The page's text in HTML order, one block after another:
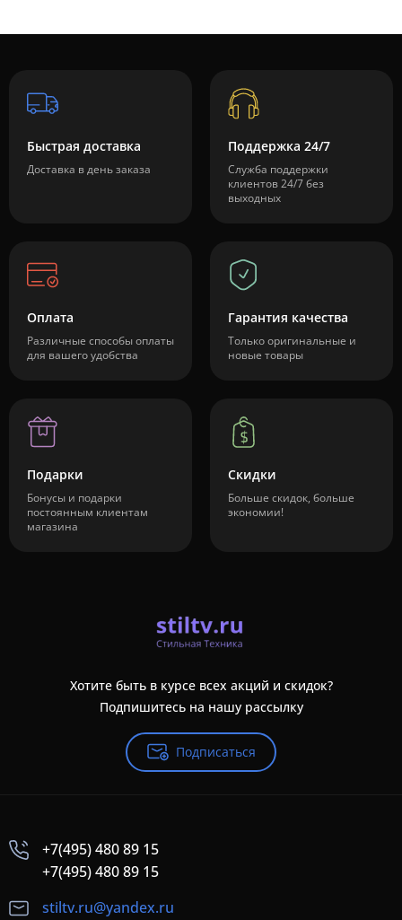
Быстрая доставка
Доставка в день заказа
Поддержка 24/7
Служба поддержки
клиентов 24/7 без
выходных
Оплата
Различные способы оплаты
для вашего удобства
Гарантия качества
Только оригинальные и
новые товары
Подарки
Бонусы и подарки
постоянным клиентам
магазина
Скидки
Больше скидок, больше
экономии!
Хотите быть в курсе всех акций и скидок?
Подпишитесь на нашу рассылку
Подписаться
+7(495) 480 89 15
+7(495) 480 89 15
stiltv.ru@yandex.ru